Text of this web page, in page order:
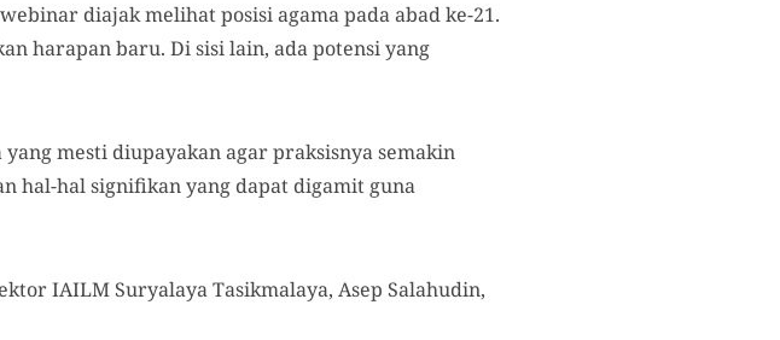
diajak melihat posisi agama pada abad ke-21.
harapan baru. Di sisi lain, ada potensi yang
mesti diupayakan agar praksisnya semakin
hal-hal signifikan yang dapat digamit guna
IAILM Suryalaya Tasikmalaya, Asep Salahudin,